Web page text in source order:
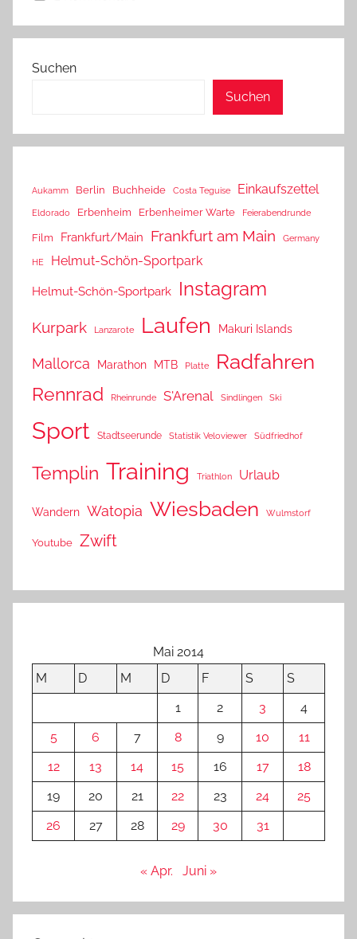
Suchen
Suchen
Aukamm Berlin Buchheide Costa Teguise Einkaufszettel
Eldorado Erbenheim Erbenheimer Warte Feierabendrunde
Film Frankfurt/Main Frankfurt am Main Germany
HE Helmut-Schön-Sportpark
Helmut-Schön-Sportpark Instagram
Kurpark Lanzarote Laufen Makuri Islands
Mallorca Marathon MTB Platte Radfahren
Rennrad Rheinrunde S'Arenal Sindlingen Ski
Sport Stadtseerunde Statistik Veloviewer Südfriedhof
Templin Training Triathlon Urlaub
Wandern Watopia Wiesbaden Wulmstorf
Youtube Zwift
Mai 2014
M
D M D F S
S
1
2 3
4
5
6 7 8 9 10
11
12
13 14 15 16 17
18
19
20 21 22 23 24
25
26
27 28 29 30 31
« Apr. Juni »